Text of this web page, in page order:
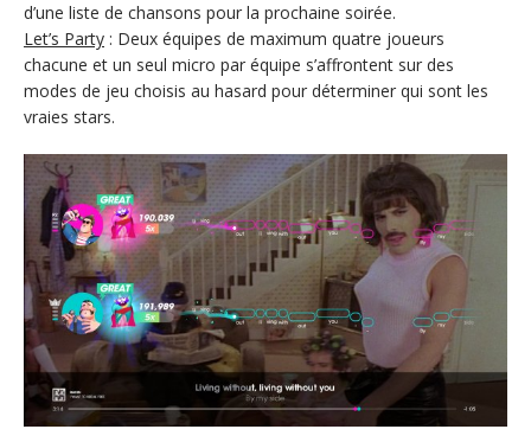
d’une liste de chansons pour la prochaine soirée.
Let’s Party : Deux équipes de maximum quatre joueurs
chacune et un seul micro par équipe s’affrontent sur des
modes de jeu choisis au hasard pour déterminer qui sont les
vraies stars.